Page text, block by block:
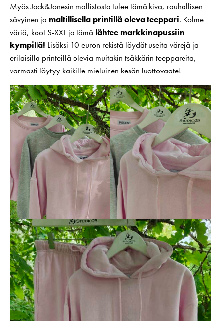
Myös Jack&Jonesin mallistosta tulee tämä kiva, rauhallisen
sävyinen ja maltillisella printillä oleva teeppari. Kolme
väriä, koot S-XXL ja tämä lähtee markkinapussiin
kympillä! Lisäksi 10 euron rekistä löydät useita värejä ja
erilaisilla printeillä olevia muitakin tsäkkärin teeppareita,
varmasti löytyy kaikille mieluinen kesän luottovaate!